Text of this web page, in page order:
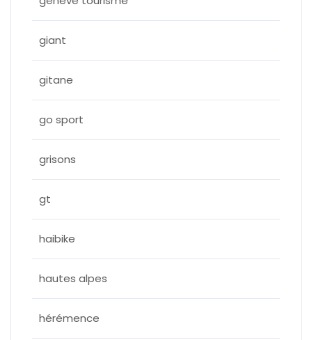
giant
gitane
go sport
grisons
gt
haibike
hautes alpes
hérémence